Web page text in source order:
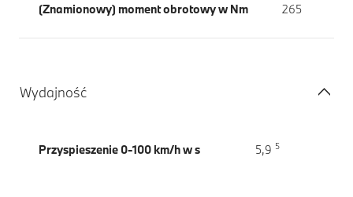
(Znamionowy) moment obrotowy w Nm 265
Wydajność
Przyspieszenie 0-100 km/h w s 5,9 5